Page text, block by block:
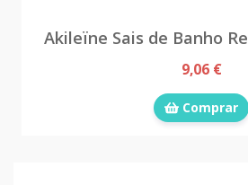
Akileïne Sais de Banho
9,06 €
Comprar